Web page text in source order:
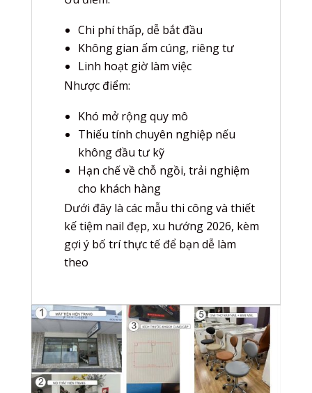
Chi phí thấp, dễ bắt đầu
Không gian ấm cúng, riêng tư
Linh hoạt giờ làm việc
Nhược điểm:
Khó mở rộng quy mô
Thiếu tính chuyên nghiệp nếu
không đầu tư kỹ
Hạn chế về chỗ ngồi, trải nghiệm
cho khách hàng
Dưới đây là các mẫu thi công và thiết
kế tiệm nail đẹp, xu hướng 2026, kèm
gợi ý bố trí thực tế để bạn dễ làm
theo